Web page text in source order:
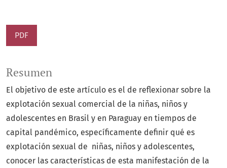
PDF
Resumen
El objetivo de este artículo es el de reflexionar sobre la
explotación sexual comercial de la niñas, niños y
adolescentes en Brasil y en Paraguay en tiempos de
capital pandémico, específicamente definir qué es
explotación sexual de niñas, niños y adolescentes,
conocer las características de esta manifestación de la